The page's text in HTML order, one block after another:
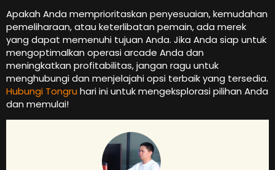
Apakah Anda memprioritaskan penyesuaian, kemudahan
pemeliharaan, atau keterlibatan pemain, ada merek
yang dapat memenuhi tujuan Anda. Jika Anda siap untuk
mengoptimalkan operasi arcade Anda dan
meningkatkan profitabilitas, jangan ragu untuk
menghubungi dan menjelajahi opsi terbaik yang tersedia.
Hubungi Tongru hari ini untuk mengeksplorasi pilihan Anda
dan memulai!